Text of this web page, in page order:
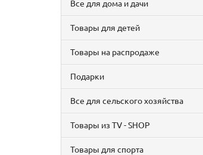
Все для дома и дачи
Товары для детей
Товары на распродаже
Подарки
Все для сельского хозяйства
Товары из TV - SHOP
Товары для спорта